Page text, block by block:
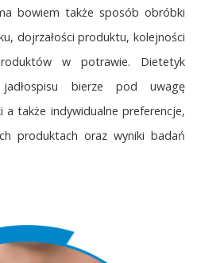
bowiem także sposób obróbki
dojrzałości produktu, kolejności
w potrawie. Dietetyk
bierze pod uwagę
a także indywidualne preferencje,
produktach oraz wyniki badań